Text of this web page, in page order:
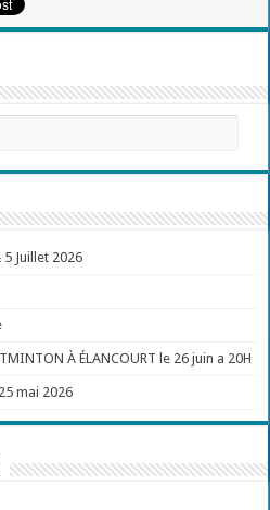
5 Juillet 2026
À ÉLANCOURT le 26 juin a 20H
mai 2026